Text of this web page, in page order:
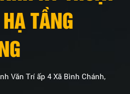
TẦNG
Văn Trí ấp 4 Xã Bình Chánh,